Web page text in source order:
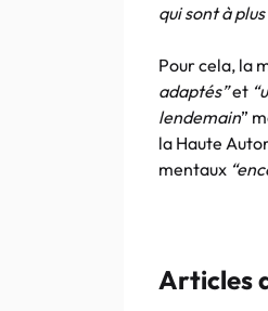
qui sont à
Pour cela, la
adaptés”et
lendemain”
la Haute
mentaux
Articles